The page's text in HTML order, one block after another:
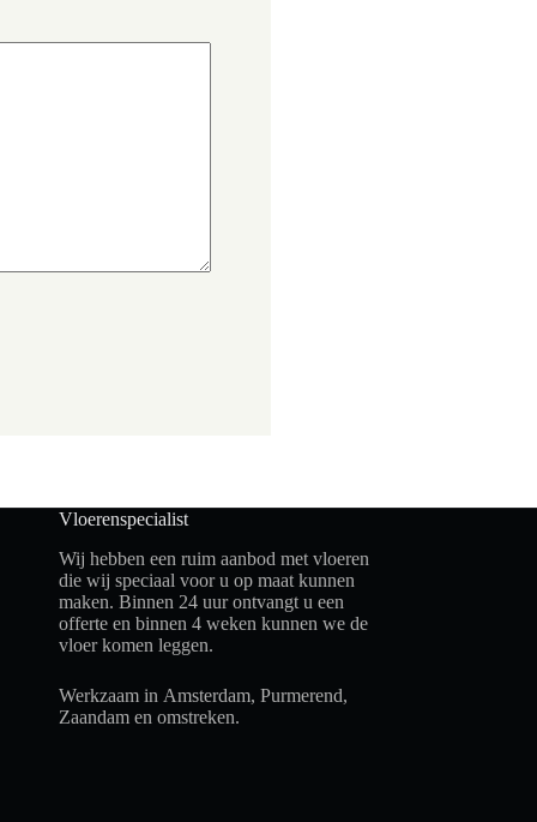
Vloerenspecialist
Wij hebben een ruim aanbod met vloeren
die wij speciaal voor u op maat kunnen
maken. Binnen 24 uur ontvangt u een
offerte en binnen 4 weken kunnen we de
vloer komen leggen.
Werkzaam in Amsterdam, Purmerend,
Zaandam en omstreken.